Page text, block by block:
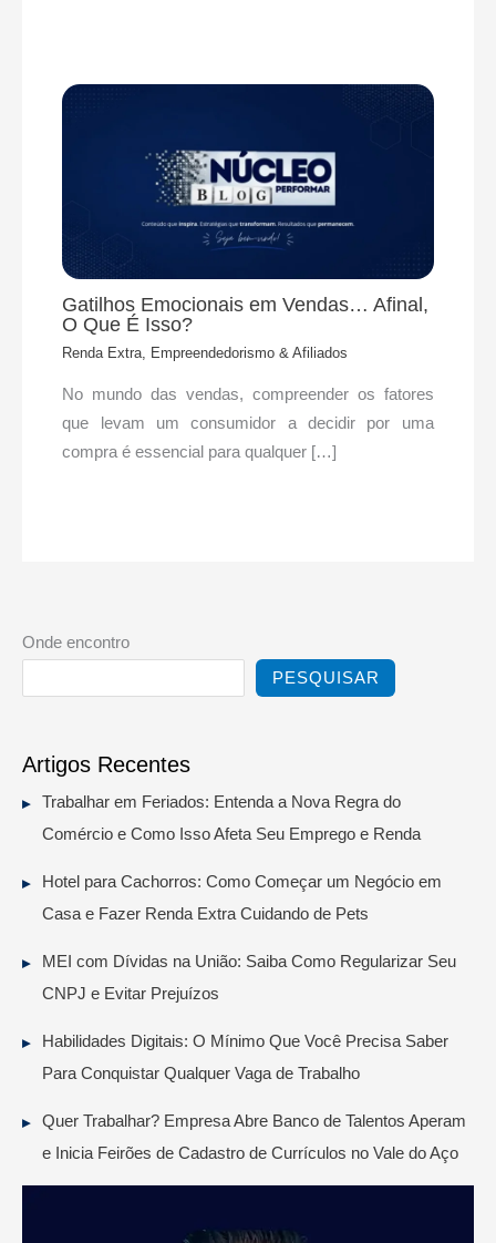
Gatilhos Emocionais em Vendas… Afinal,
O Que É Isso?
Renda Extra, Empreendedorismo & Afiliados
No mundo das vendas, compreender os fatores
que levam um consumidor a decidir por uma
compra é essencial para qualquer […]
Onde encontro
PESQUISAR
Artigos Recentes
Trabalhar em Feriados: Entenda a Nova Regra do
Comércio e Como Isso Afeta Seu Emprego e Renda
Hotel para Cachorros: Como Começar um Negócio em
Casa e Fazer Renda Extra Cuidando de Pets
MEI com Dívidas na União: Saiba Como Regularizar Seu
CNPJ e Evitar Prejuízos
Habilidades Digitais: O Mínimo Que Você Precisa Saber
Para Conquistar Qualquer Vaga de Trabalho
Quer Trabalhar? Empresa Abre Banco de Talentos Aperam
e Inicia Feirões de Cadastro de Currículos no Vale do Aço